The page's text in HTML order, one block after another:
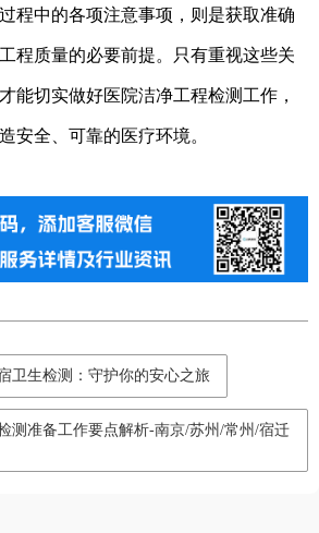
程中的各项注意事项，则是获取准确
程质量的必要前提。只有重视这些关
能切实做好医院洁净工程检测工作，
安全、可靠的医疗环境。
卫生检测：守护你的安心之旅
测准备工作要点解析-南京/苏州/常州/宿迁